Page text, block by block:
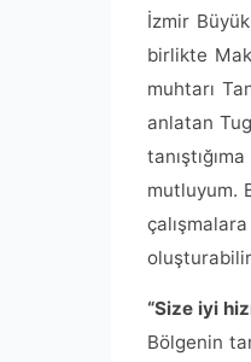
İzmir
birlikte
muhtarı
anlatan
mutluyum.
“Size iyi
Bölgenin